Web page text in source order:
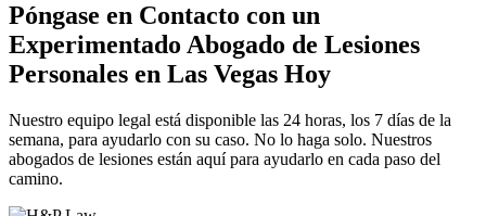
Póngase en Contacto con un
Experimentado Abogado de Lesiones
Personales en Las Vegas Hoy
Nuestro equipo legal está disponible las 24 horas, los 7 días de la
semana, para ayudarlo con su caso. No lo haga solo. Nuestros
abogados de lesiones están aquí para ayudarlo en cada paso del
camino.